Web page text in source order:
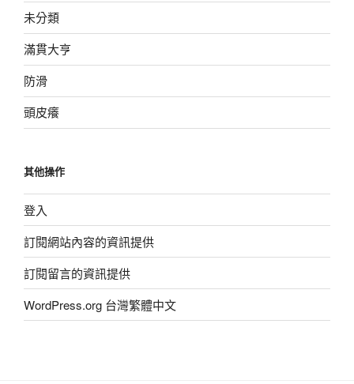
未分類
滿貫大亨
防滑
頭皮癢
其他操作
登入
訂閱網站內容的資訊提供
訂閱留言的資訊提供
WordPress.org 台灣繁體中文